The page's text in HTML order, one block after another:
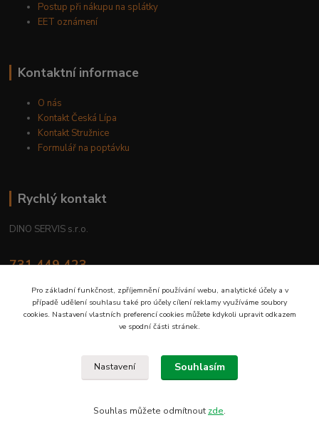
Postup při nákupu na splátky
EET oznámení
Kontaktní informace
O nás
Kontakt Česká Lípa
Kontakt Stružnice
Formulář na poptávku
Rychlý kontakt
DINO SERVIS s.r.o.
731 449 423
prodejna@dinoservis.cz
Proč nakupovat u nás? Jsme na trhu již od roku 1990.
Pro základní funkčnost, zpříjemnění používání webu, analytické účely a v
případě udělení souhlasu také pro účely cílení reklamy využíváme soubory
cookies. Nastavení vlastních preferencí cookies můžete kdykoli upravit odkazem
ve spodní části stránek.
Nastavení Souhlasím
Souhlas můžete odmítnout zde.